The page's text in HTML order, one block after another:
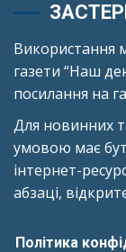
Використання
газети “Наш
посилання на
Для новинних
умовою має
інтернет-
абзаці,
Політика